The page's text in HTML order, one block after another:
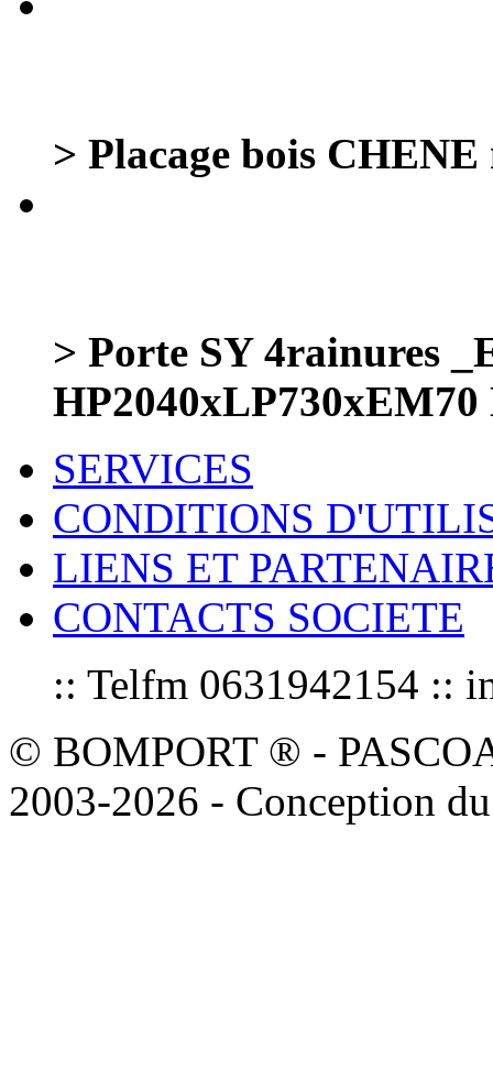
> Placage bois
> Porte SY 4rainures
SERVICES
CONDITIONS
LIENS ET
CONTACTS SOCIETE
:: Telfm 0631942154 ::
© BOMPORT ® -
2003-2026 - Conception